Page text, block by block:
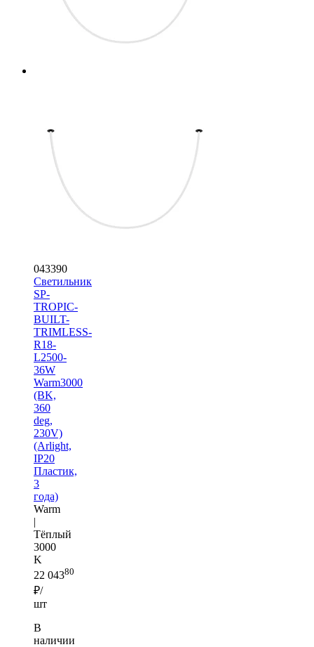
043390
Светильник
SP-
TROPIC-
BUILT-
TRIMLESS-
R18-
L2500-
36W
Warm3000
(BK,
360
deg,
230V)
(Arlight,
IP20
Пластик,
3
года)
Warm
|
Тёплый
3000
K
22 04380
₽/
шт
В
наличии